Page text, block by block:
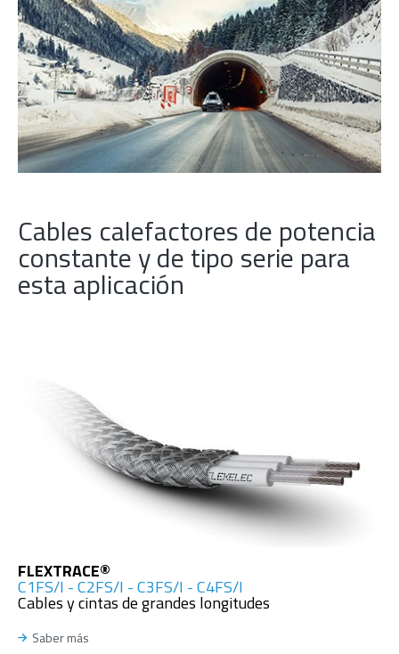
Cables calefactores de potencia
constante y de tipo serie para
esta aplicación
FLEXTRACE®
C1FS/I - C2FS/I - C3FS/I - C4FS/I
Cables y cintas de grandes longitudes
Saber más